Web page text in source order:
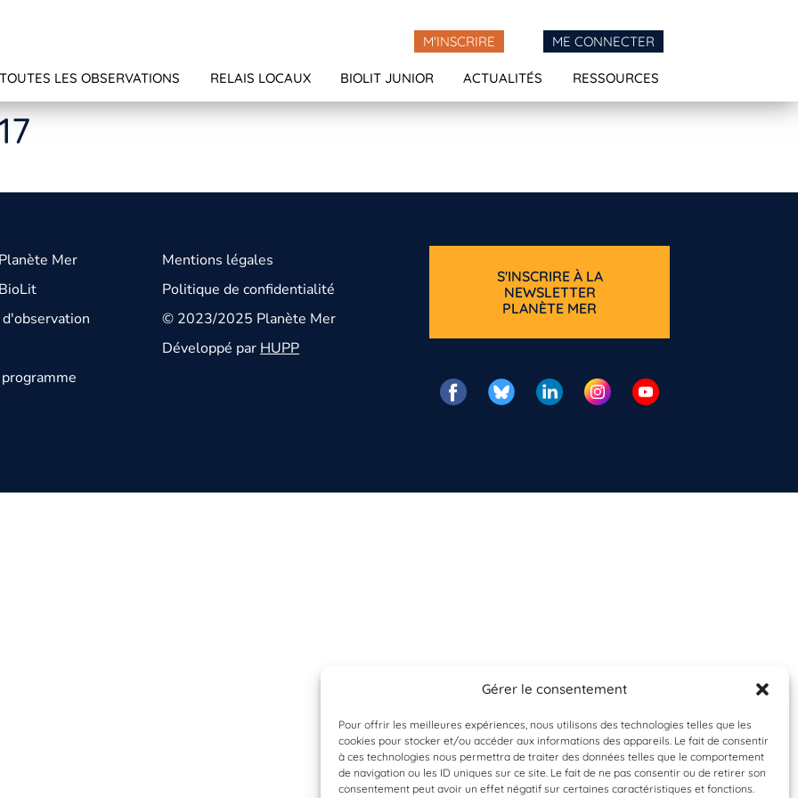
Gérer le consentement
Pour offrir les meilleures expériences, nous utilisons des technologies telles que les
cookies pour stocker et/ou accéder aux informations des appareils. Le fait de consentir
à ces technologies nous permettra de traiter des données telles que le comportement
de navigation ou les ID uniques sur ce site. Le fait de ne pas consentir ou de retirer son
consentement peut avoir un effet négatif sur certaines caractéristiques et fonctions.
M'INSCRIRE ME CONNECTER
TOUTES LES OBSERVATIONS RELAIS LOCAUX BIOLIT JUNIOR ACTUALITÉS RESSOURCES
Mer
Mentions légales
Politique de confidentialité
© 2023/2025 Planète Mer
Développé parHUPP
S'INSCRIRE À LA
NEWSLETTER
PLANÈTE MER